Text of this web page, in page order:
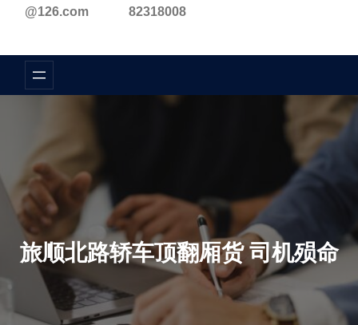
@126.com
82318008
旅顺北路轿车顶翻厢货 司机殒命